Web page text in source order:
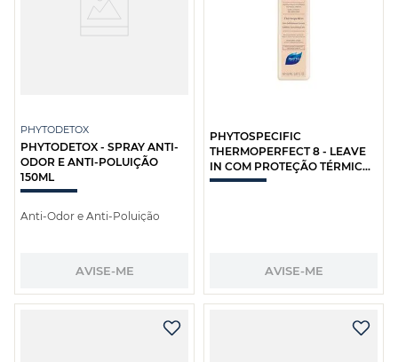
PHYTODETOX
PHYTODETOX - SPRAY ANTI-
ODOR E ANTI-POLUIÇÃO
150ML
Anti-Odor e Anti-Poluição
AVISE-ME
PHYTOSPECIFIC
THERMOPERFECT 8 - LEAVE
IN COM PROTEÇÃO TÉRMICA
150ML
AVISE-ME